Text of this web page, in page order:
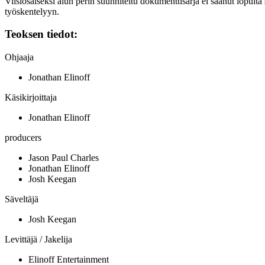
työskentelyyn.
Teoksen tiedot:
Ohjaaja
Jonathan Elinoff
Käsikirjoittaja
Jonathan Elinoff
producers
Jason Paul Charles
Jonathan Elinoff
Josh Keegan
Säveltäjä
Josh Keegan
Levittäjä / Jakelija
Elinoff Entertainment